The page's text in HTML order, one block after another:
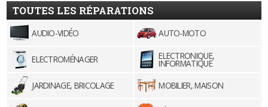
TOUTES LES RÉPARATIONS
AUDIO-VIDÉO AUTO-MOTO
ELECTROMÉNAGER ELECTRONIQUE,
INFORMATIQUE
JARDINAGE, BRICOLAGE
MOBILIER, MAISON